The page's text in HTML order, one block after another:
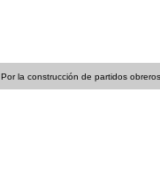
Por la construcción de partidos